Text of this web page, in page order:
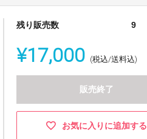
残り販売数 9
¥17,000 (税込/送料込)
販売終了
お気に入りに追加する